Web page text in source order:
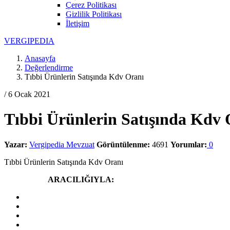
Çerez Politikası
Gizlilik Politikası
İletişim
VERGIPEDIA
Anasayfa
Değerlendirme
Tıbbi Ürünlerin Satışında Kdv Oranı
/ 6 Ocak 2021
Tıbbi Ürünlerin Satışında Kdv
Yazar: Vergipedia Mevzuat Görüntülenme: 4691 Yorumlar: 0
Tıbbi Ürünlerin Satışında Kdv Oranı
ARACILIĞIYLA: